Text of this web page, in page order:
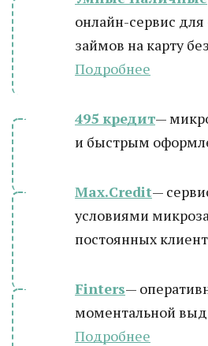
онлайн-сервис
займов на карту
Подробнее
495 кредит—
и быстрым
Max.Credit—
условиями
постоянных
Finters—
моментальной
Подробнее